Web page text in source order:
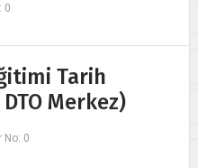
0
Tarih
Merkez)
No: 0